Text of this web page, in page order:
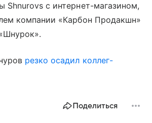
с интернет-магазином,
компании «Карбон Продакшн»
резко осадил коллег-
Поделиться